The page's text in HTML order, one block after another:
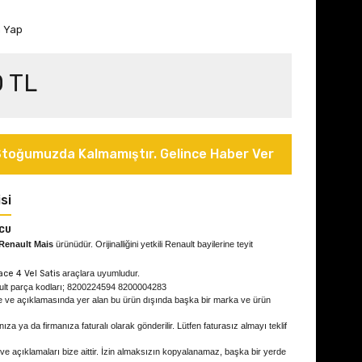
Yap
TL
Kalmamıştır. Gelince Haber Ver
Mais ürünüdür. Orijinalliğini yetkili Renault bayilerine teyit
4 Vel Satis araçlara uyumludur.
parça kodları; 8200224594 8200004283
ve açıklamasında yer alan bu ürün dışında başka bir marka ve ürün
ya da firmanıza faturalı olarak gönderilir. Lütfen faturasız almayı teklif
açıklamaları bize aittir. İzin almaksızın kopyalanamaz, başka bir yerde